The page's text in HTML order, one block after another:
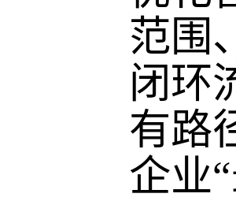
范围
闭环
有路
企业